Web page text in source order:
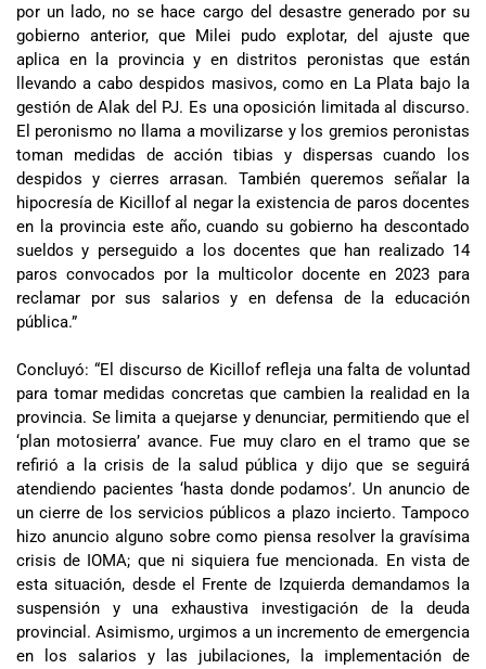
por un lado, no se hace cargo del desastre generado por su
gobierno anterior, que Milei pudo explotar, del ajuste que
aplica en la provincia y en distritos peronistas que están
llevando a cabo despidos masivos, como en La Plata bajo la
gestión de Alak del PJ. Es una oposición limitada al discurso.
El peronismo no llama a movilizarse y los gremios peronistas
toman medidas de acción tibias y dispersas cuando los
despidos y cierres arrasan. También queremos señalar la
hipocresía de Kicillof al negar la existencia de paros docentes
en la provincia este año, cuando su gobierno ha descontado
sueldos y perseguido a los docentes que han realizado 14
paros convocados por la multicolor docente en 2023 para
reclamar por sus salarios y en defensa de la educación
pública.”
Concluyó: “El discurso de Kicillof refleja una falta de voluntad
para tomar medidas concretas que cambien la realidad en la
provincia. Se limita a quejarse y denunciar, permitiendo que el
‘plan motosierra’ avance. Fue muy claro en el tramo que se
refirió a la crisis de la salud pública y dijo que se seguirá
atendiendo pacientes ‘hasta donde podamos’. Un anuncio de
un cierre de los servicios públicos a plazo incierto. Tampoco
hizo anuncio alguno sobre como piensa resolver la gravísima
crisis de IOMA; que ni siquiera fue mencionada. En vista de
esta situación, desde el Frente de Izquierda demandamos la
suspensión y una exhaustiva investigación de la deuda
provincial. Asimismo, urgimos a un incremento de emergencia
en los salarios y las jubilaciones, la implementación de